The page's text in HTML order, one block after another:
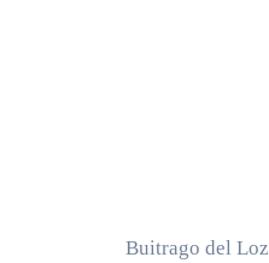
Buitrago del